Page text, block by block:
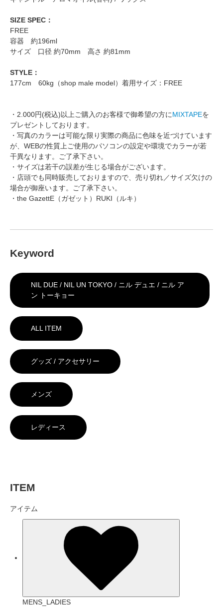
SIZE SPEC：
FREE
容器 約196ml
サイズ 口径 約70mm 高さ 約81mm
STYLE：
177cm 60kg（shop male model）着用サイズ：FREE
・2.000円(税込)以上ご購入のお客様で御希望の方にMIXTAPEを
プレゼントしております。
・写真のカラーは可能な限り実際の商品に色味を近づけています
が、WEBの性質上ご使用のパソコンの設定や環境でカラーが若
干異なります。ご了承下さい。
・サイズは若干の誤差が生じる場合がございます。
・店頭でも同時販売しておりますので、売り切れ／サイズ欠けの
場合が御座います。ご了承下さい。
・the GazettE（ガゼット）RUKI（ルキ）
Keyword
NIL DUE / NIL UN TOKYO / ニル デュエ / ニル ア
ン トーキョー
ALL ITEM
グッズ / アクセサリー
メンズ
レディース
ITEM
アイテム
MENS_LADIES